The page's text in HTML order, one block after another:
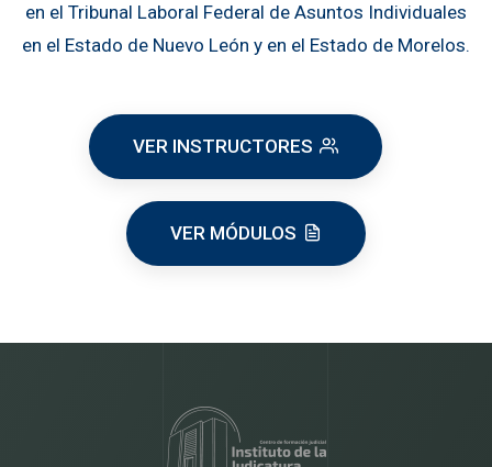
en el Tribunal Laboral Federal de Asuntos Individuales
en el Estado de Nuevo León y en el Estado de Morelos.
VER INSTRUCTORES
VER MÓDULOS